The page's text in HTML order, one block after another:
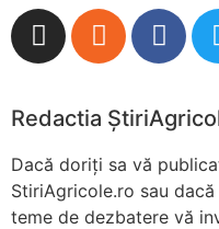
Redactia
Dacă doriţi sa vă
StiriAgricole.ro sau
teme de dezbatere vă